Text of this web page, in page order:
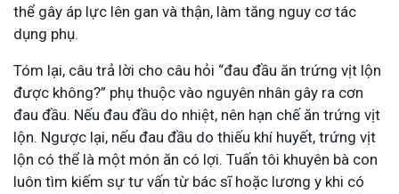
thể gây áp lực lên gan và thận, làm tăng nguy cơ tác
dụng phụ.
Tóm lại, câu trả lời cho câu hỏi “đau đầu ăn trứng vịt lộn
được không?” phụ thuộc vào nguyên nhân gây ra cơn
đau đầu. Nếu đau đầu do nhiệt, nên hạn chế ăn trứng vịt
lộn. Ngược lại, nếu đau đầu do thiếu khí huyết, trứng vịt
lộn có thể là một món ăn có lợi. Tuấn tôi khuyên bà con
luôn tìm kiếm sự tư vấn từ bác sĩ hoặc lương y khi có